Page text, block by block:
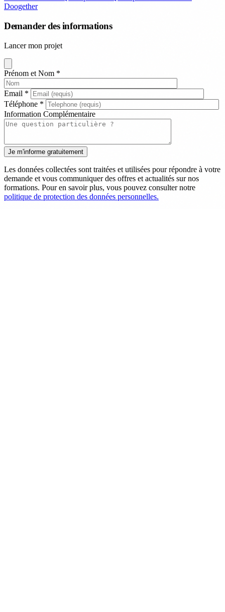
Doogether
Demander des informations
Lancer mon projet
Prénom et Nom *
Email *
Téléphone *
Information Complémentaire
Les données collectées sont traitées et utilisées pour répondre à votre
demande et vous communiquer des offres et actualités sur nos
formations. Pour en savoir plus, vous pouvez consulter notre
politique de protection des données personnelles.